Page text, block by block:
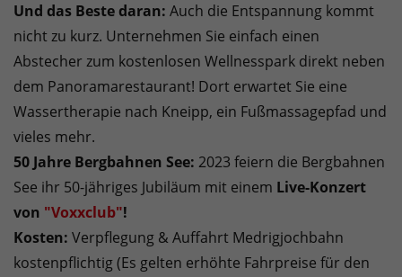
Und das Beste daran: Auch die Entspannung kommt
nicht zu kurz. Unternehmen Sie einfach einen
Abstecher zum kostenlosen Wellnesspark direkt neben
dem Panoramarestaurant! Dort erwartet Sie eine
Wassertherapie nach Kneipp, ein Fußmassagepfad und
vieles mehr.
50 Jahre Bergbahnen See: 2023 feiern die Bergbahnen
See ihr 50-jähriges Jubiläum mit einem Live-Konzert
von "Voxxclub"!
Kosten: Verpflegung & Auffahrt Medrigjochbahn
kostenpflichtig (Es gelten erhöhte Fahrpreise für den